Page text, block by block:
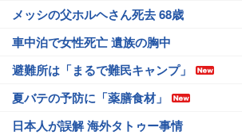
メッシの父ホルヘさん死去 68歳
車中泊で女性死亡 遺族の胸中
避難所は「まるで難民キャンプ」
夏バテの予防に「薬膳食材」
日本人が誤解 海外タトゥー事情